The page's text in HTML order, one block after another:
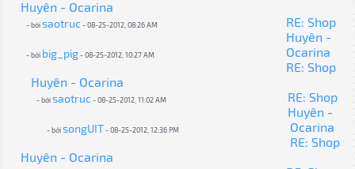
Huyên - Ocarina
- bởisaotruc- 08-25-2012, 08:26 AM
RE: Shop
Huyên -
Ocarina
- bởi big_pig- 08-25-2012, 10:27 AM
RE: Shop
Huyên - Ocarina
- bởisaotruc- 08-25-2012, 11:02 AM
RE: Shop
Huyên -
Ocarina
- bởisongUIT - 08-25-2012, 12:36 PM
RE: Shop
Huyên - Ocarina